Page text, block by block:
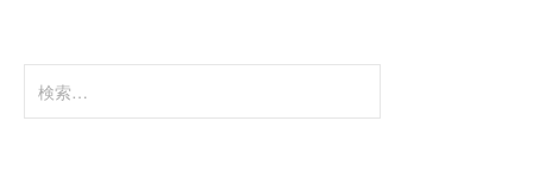
ゲ
ー
シ
索